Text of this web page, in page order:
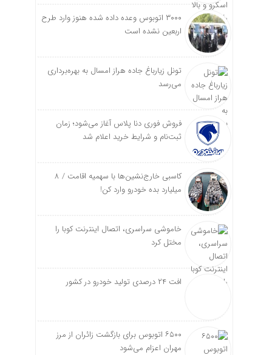
۳۰۰۰ اتوبوس وعده داده شده هنوز وارد طرح
اربعین نشده است
تونل زیارباغ جاده هراز امسال به بهره‌برداری
می‌رسد
فروش فوری دنا پلاس آغاز می‌شود؛ زمان
ثبت‌نام و شرایط خرید اعلام شد
کاسبی خارج‌نشین‌ها با سهمیه اقامت / ۸
میلیارد بده خودرو وارد کن!
خاموشی سراسری، اتصال اینترنت کوبا را
مختل کرد
افت ۲۴ درصدی تولید خودرو در کشور
۶۵۰۰ اتوبوس برای بازگشت زائران از مرز
مهران اعزام می‌شود